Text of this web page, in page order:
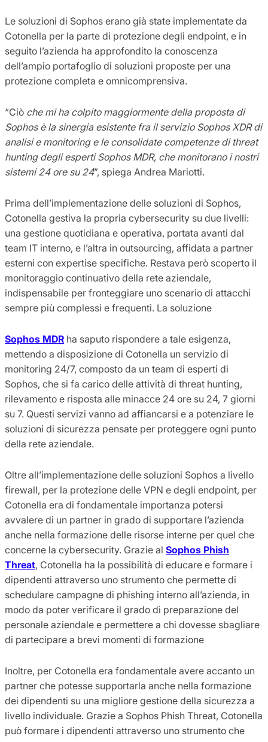
Le soluzioni di Sophos erano già state implementate da
Cotonella per la parte di protezione degli endpoint, e in
seguito l’azienda ha approfondito la conoscenza
dell’ampio portafoglio di soluzioni proposte per una
protezione completa e omnicomprensiva.
“Ciò che mi ha colpito maggiormente della proposta di
Sophos è la sinergia esistente fra il servizio Sophos XDR di
analisi e monitoring e le consolidate competenze di threat
hunting degli esperti Sophos MDR, che monitorano i nostri
sistemi 24 ore su 24”, spiega Andrea Mariotti.
Prima dell’implementazione delle soluzioni di Sophos,
Cotonella gestiva la propria cybersecurity su due livelli:
una gestione quotidiana e operativa, portata avanti dal
team IT interno, e l’altra in outsourcing, affidata a partner
esterni con expertise specifiche. Restava però scoperto il
monitoraggio continuativo della rete aziendale,
indispensabile per fronteggiare uno scenario di attacchi
sempre più complessi e frequenti. La soluzione
Sophos MDR ha saputo rispondere a tale esigenza,
mettendo a disposizione di Cotonella un servizio di
monitoring 24/7, composto da un team di esperti di
Sophos, che si fa carico delle attività di threat hunting,
rilevamento e risposta alle minacce 24 ore su 24, 7 giorni
su 7. Questi servizi vanno ad affiancarsi e a potenziare le
soluzioni di sicurezza pensate per proteggere ogni punto
della rete aziendale.
Oltre all’implementazione delle soluzioni Sophos a livello
firewall, per la protezione delle VPN e degli endpoint, per
Cotonella era di fondamentale importanza potersi
avvalere di un partner in grado di supportare l’azienda
anche nella formazione delle risorse interne per quel che
concerne la cybersecurity. Grazie al Sophos Phish
Threat, Cotonella ha la possibilità di educare e formare i
dipendenti attraverso uno strumento che permette di
schedulare campagne di phishing interno all’azienda, in
modo da poter verificare il grado di preparazione del
personale aziendale e permettere a chi dovesse sbagliare
di partecipare a brevi momenti di formazione
Inoltre, per Cotonella era fondamentale avere accanto un
partner che potesse supportarla anche nella formazione
dei dipendenti su una migliore gestione della sicurezza a
livello individuale. Grazie a Sophos Phish Threat, Cotonella
può formare i dipendenti attraverso uno strumento che